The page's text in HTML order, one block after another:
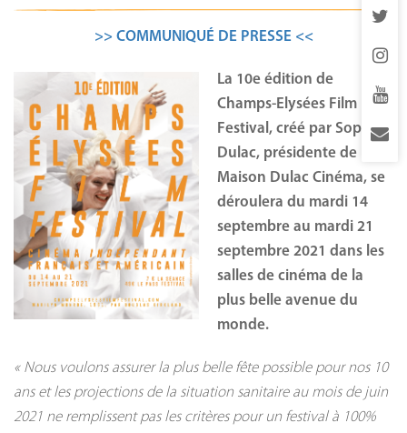
>> COMMUNIQUÉ DE PRESSE <<
La 10e édition de
Champs-Elysées Film
Festival, créé par Sophie
Dulac, présidente de la
Maison Dulac Cinéma, se
déroulera du mardi 14
septembre au mardi 21
septembre 2021 dans les
salles de cinéma de la
plus belle avenue du
monde.
« Nous voulons assurer la plus belle fête possible pour nos 10
ans et les projections de la situation sanitaire au mois de juin
2021 ne remplissent pas les critères pour un festival à 100%